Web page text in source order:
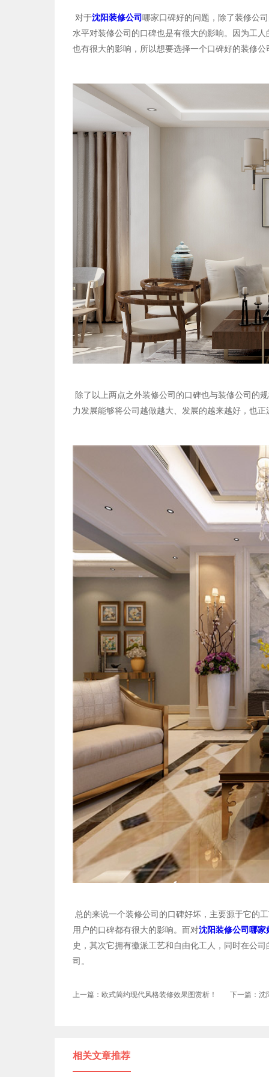
对于沈阳装修公司 哪家口碑好的问题，除了装修公
水平对装修公司的口碑也是有很大的影响。因为工
也有很大的影响，所以想要选择一个口碑好的装修
除了以上两点之外装修公司的口碑也与装修公司的
力发展能够将公司越做越大、发展的越来越好，也
总的来说一个装修公司的口碑好坏，主要源于它的
用户的口碑都有很大的影响。而对沈阳装修公司哪家
史，其次它拥有徽派工艺和自由化工人，同时在公
司。
上一篇：欧式简约现代风格装修效果图赏析！ 下一篇：沈
相关文章推荐